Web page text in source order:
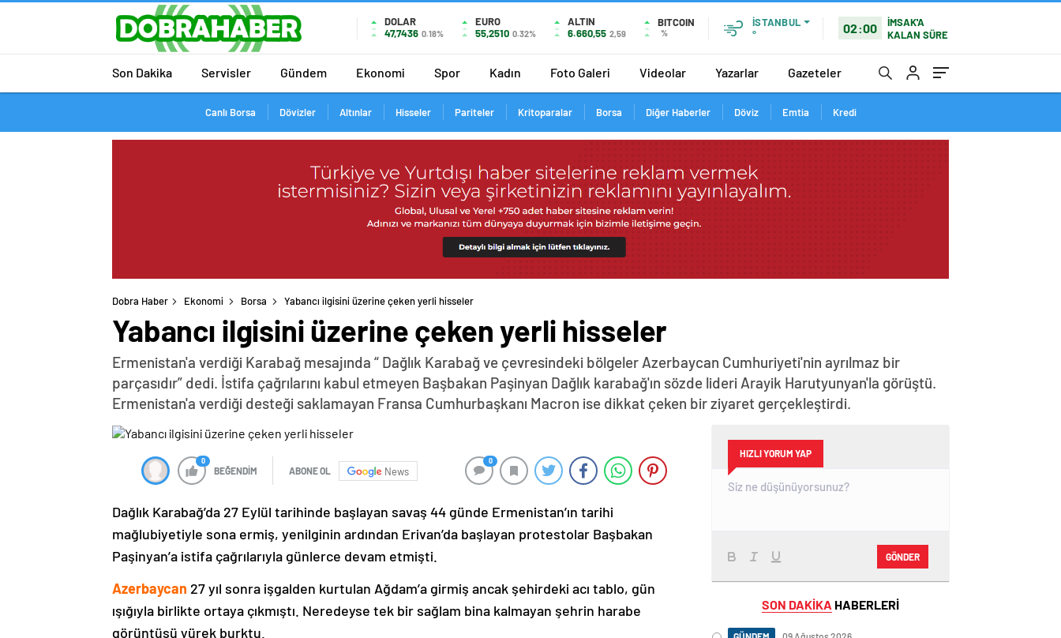
DOLAR
47,7436 0.18%
EURO
55,2510 0.32%
ALTIN
6.660,55 2,59
BITCOIN
%
İSTANBUL
°
02:00
İMSAK'A
KALAN SÜRE
Son Dakika Servisler Gündem Ekonomi Spor Kadın Foto Galeri Videolar Yazarlar Gazeteler
Canlı Borsa Dövizler Altınlar Hisseler Pariteler Kritoparalar Borsa Diğer Haberler Döviz Emtia Kredi
Dobra Haber Ekonomi Borsa Yabancı ilgisini üzerine çeken yerli hisseler
Yabancı ilgisini üzerine çeken yerli hisseler
Ermenistan'a verdiği Karabağ mesajında “ Dağlık Karabağ ve çevresindeki bölgeler Azerbaycan Cumhuriyeti'nin ayrılmaz bir
parçasıdır” dedi. İstifa çağrılarını kabul etmeyen Başbakan Paşinyan Dağlık karabağ'ın sözde lideri Arayik Harutyunyan'la görüştü.
Ermenistan'a verdiği desteği saklamayan Fransa Cumhurbaşkanı Macron ise dikkat çeken bir ziyaret gerçekleştirdi.
0
BEĞENDİM ABONE OL News
0
Dağlık Karabağ’da 27 Eylül tarihinde başlayan savaş 44 günde Ermenistan’ın tarihi
mağlubiyetiyle sona ermiş, yenilginin ardından Erivan’da başlayan protestolar Başbakan
Paşinyan’a istifa çağrılarıyla günlerce devam etmişti.
Azerbaycan 27 yıl sonra işgalden kurtulan Ağdam’a girmiş ancak şehirdeki acı tablo, gün
ışığıyla birlikte ortaya çıkmıştı. Neredeyse tek bir sağlam bina kalmayan şehrin harabe
görüntüsü yürek burktu.
HIZLI YORUM YAP
GÖNDER
SON DAKİKA HABERLERİ